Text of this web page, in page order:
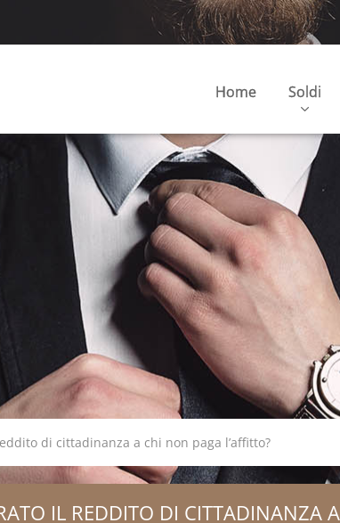
Home Soldi
di cittadinanza a chi non paga l’affitto?
IL REDDITO DI CITTADINANZA